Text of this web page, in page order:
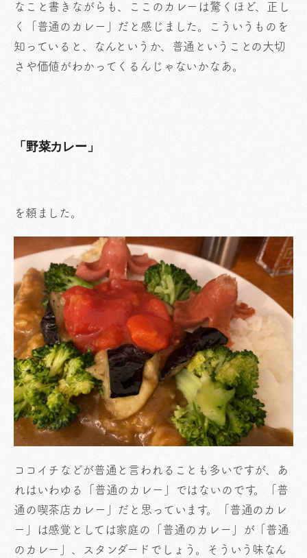
なこと書きながらも、ここのカレーは驚くほど、正し
く「普通のカレー」だと感じました。こういうものを
知っていると、なんというか、普通ということの大切
さや価値がわかってくるんじゃないかなあ。
「野菜カレー」
を頼ました。
ココイチなどが普通と言われることも多いですが、あ
れはいわゆる「普通のカレー」ではないのです。「普
通の喫茶店カレー」だと思っています。「普通のカレ
ー」は感覚としては家庭の「普通のカレー」が「普通
のカレー」、スタンダードでしょう。そういう味なん